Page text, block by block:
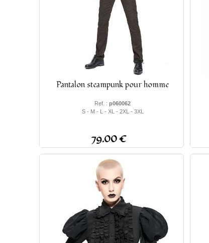
Pantalon steampunk pour homme
Ref. : p060062
S - M - L - XL - 2XL - 3XL
79.00 €